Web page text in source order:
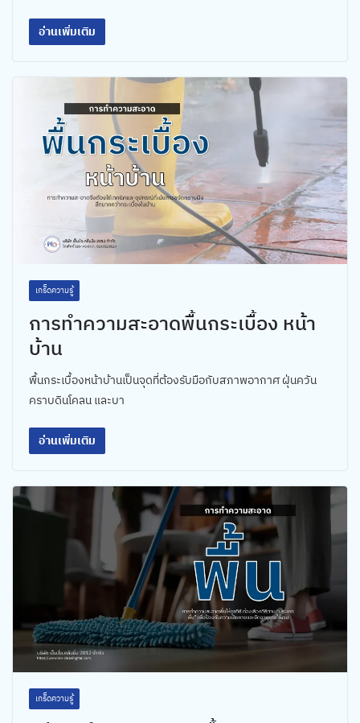
อ่านเพิ่มเติม
เกร็ดความรู้
การทำความสะอาดพื้นกระเบื้อง หน้า
บ้าน
พื้นกระเบื้องหน้าบ้านเป็นจุดที่ต้องรับมือกับสภาพอากาศ ฝุ่นควัน
คราบดินโคลน และบา
อ่านเพิ่มเติม
เกร็ดความรู้